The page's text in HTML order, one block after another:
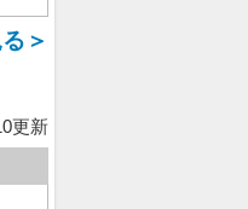
＞
更新